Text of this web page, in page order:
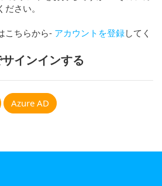
さい。
こちらから- アカウントを登録してく
インインする
Azure AD